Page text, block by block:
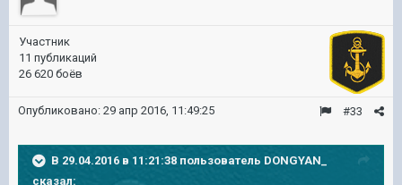
Участник
11 публикаций
26 620 боёв
#33
Опубликовано: 29 апр 2016, 11:49:25
В 29.04.2016 в 11:21:38 пользователь DONGYAN_
сказал: